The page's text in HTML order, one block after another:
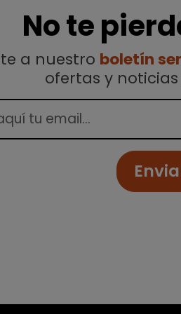
No te
a nuestro boletín
ofertas y